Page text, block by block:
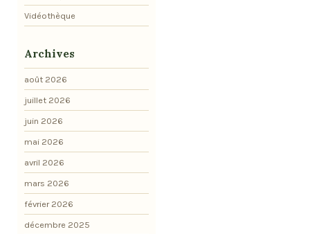
Vidéothèque
Archives
août 2026
juillet 2026
juin 2026
mai 2026
avril 2026
mars 2026
février 2026
décembre 2025